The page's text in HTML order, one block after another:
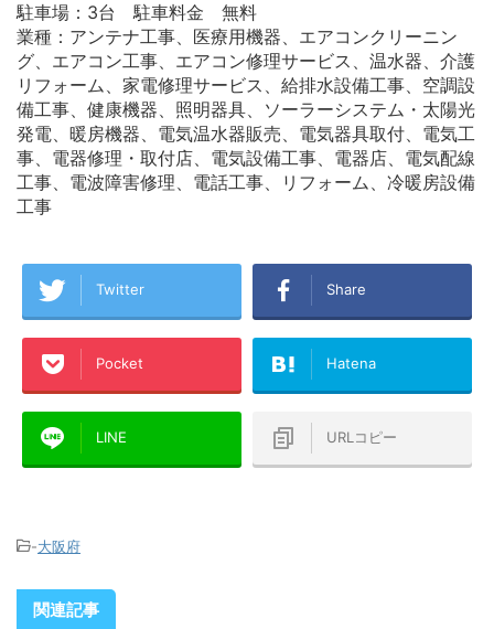
駐車場：3台 駐車料金 無料
業種：アンテナ工事、医療用機器、エアコンクリーニン
グ、エアコン工事、エアコン修理サービス、温水器、介護
リフォーム、家電修理サービス、給排水設備工事、空調設
備工事、健康機器、照明器具、ソーラーシステム・太陽光
発電、暖房機器、電気温水器販売、電気器具取付、電気工
事、電器修理・取付店、電気設備工事、電器店、電気配線
工事、電波障害修理、電話工事、リフォーム、冷暖房設備
工事
Twitter Share
Pocket Hatena
LINE URLコピー
-大阪府
関連記事